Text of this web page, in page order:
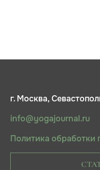
г. Москва,
info@yogajournal.ru
Политика обработки